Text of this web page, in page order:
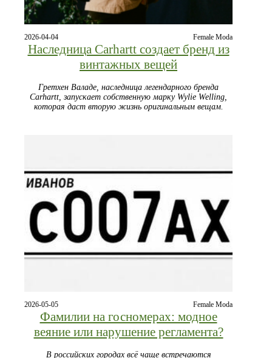
2026-04-04 Female Moda
Наследница Carhartt создает бренд из
винтажных вещей
Гретхен Валаде, наследница легендарного бренда
Carhartt, запускает собственную марку Wylie Welling,
которая даст вторую жизнь оригинальным вещам.
2026-05-05 Female Moda
Фамилии на госномерах: модное
веяние или нарушение регламента?
В российских городах всё чаще встречаются